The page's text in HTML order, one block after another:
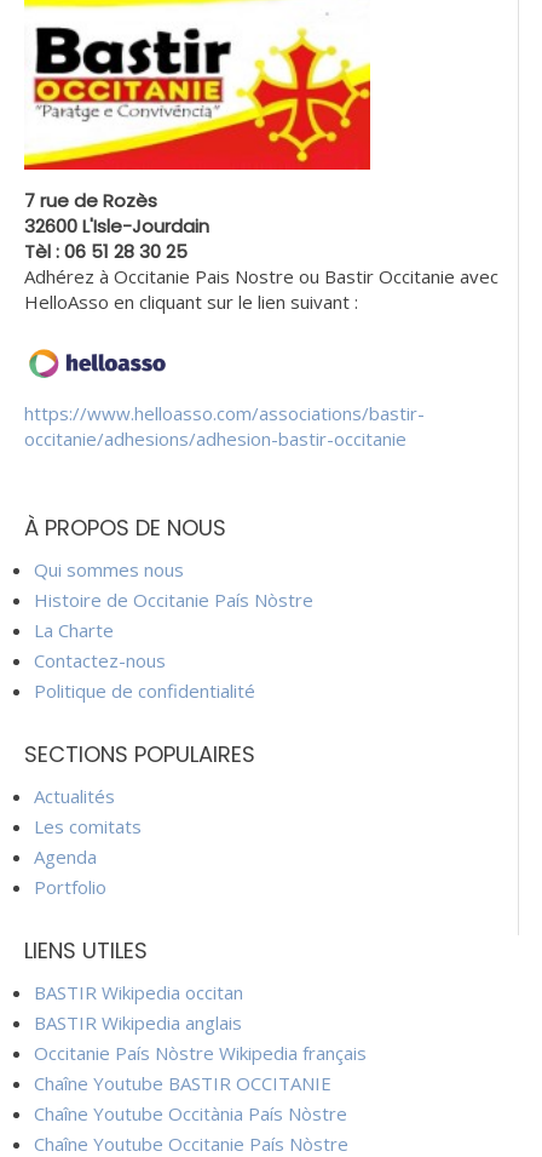
7 rue de Rozès
32600 L'Isle-Jourdain
Tèl : 06 51 28 30 25
Adhérez à Occitanie Pais Nostre ou Bastir Occitanie avec
HelloAsso en cliquant sur le lien suivant :
https://www.helloasso.com/associations/bastir-
occitanie/adhesions/adhesion-bastir-occitanie
À PROPOS DE NOUS
Qui sommes nous
Histoire de Occitanie País Nòstre
La Charte
Contactez-nous
Politique de confidentialité
SECTIONS POPULAIRES
Actualités
Les comitats
Agenda
Portfolio
LIENS UTILES
BASTIR Wikipedia occitan
BASTIR Wikipedia anglais
Occitanie País Nòstre Wikipedia français
Chaîne Youtube BASTIR OCCITANIE
Chaîne Youtube Occitània País Nòstre
Chaîne Youtube Occitanie País Nòstre